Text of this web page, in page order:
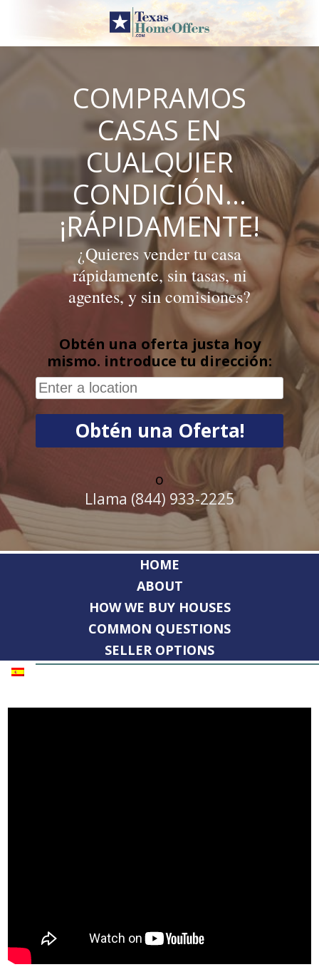
content
COMPRAMOS
CASAS EN
CUALQUIER
CONDICIÓN…
¡RÁPIDAMENTE!
¿Quieres vender tu casa
rápidamente, sin tasas, ni
agentes, y sin comisiones?
Obtén una oferta justa hoy
mismo. introduce tu dirección:
o
Llama (844) 933-2225
HOME
ABOUT
HOW WE BUY HOUSES
COMMON QUESTIONS
SELLER OPTIONS